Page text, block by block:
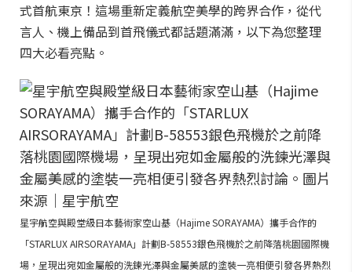
式首航東京！這場重新定義航空美學的跨界合作，從代
言人、機上備品到首飛儀式都話題滿滿，以下為您整理
四大必看亮點。
星宇航空與殿堂級日本藝術家空山基（Hajime SORAYAMA）攜手合作的
「STARLUX AIRSORAYAMA」計劃B-58553銀色飛機於之前降落桃園國際機
場，呈現出宛如金屬般的洗鍊光澤與金屬美感的塗裝一亮相便引發各界熱烈